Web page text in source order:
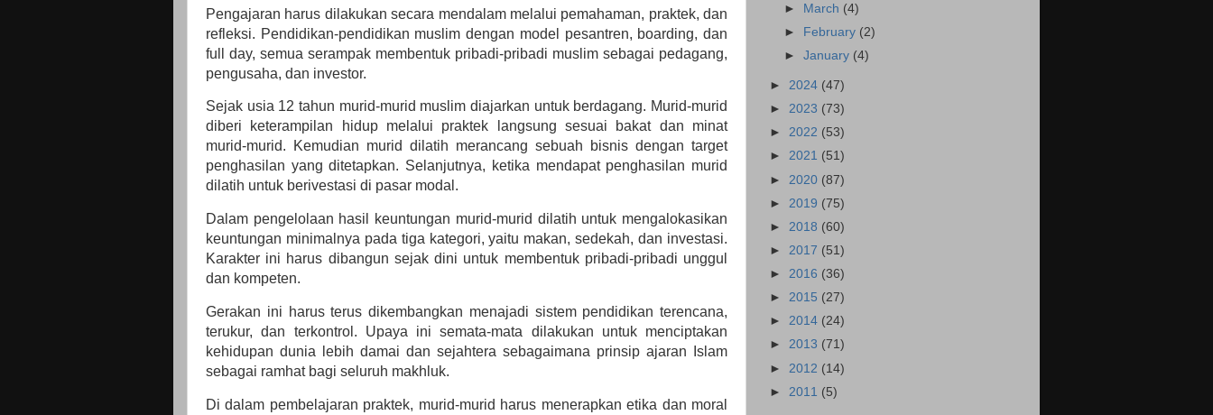
Pengajaran harus dilakukan secara mendalam melalui pemahaman, praktek, dan
refleksi. Pendidikan-pendidikan muslim dengan model pesantren, boarding, dan
full day, semua serampak membentuk pribadi-pribadi muslim sebagai pedagang,
pengusaha, dan investor.
Sejak usia 12 tahun murid-murid muslim diajarkan untuk berdagang. Murid-murid
diberi keterampilan hidup melalui praktek langsung sesuai bakat dan minat
murid-murid. Kemudian murid dilatih merancang sebuah bisnis dengan target
penghasilan yang ditetapkan. Selanjutnya, ketika mendapat penghasilan murid
dilatih untuk berivestasi di pasar modal.
Dalam pengelolaan hasil keuntungan murid-murid dilatih untuk mengalokasikan
keuntungan minimalnya pada tiga kategori, yaitu makan, sedekah, dan investasi.
Karakter ini harus dibangun sejak dini untuk membentuk pribadi-pribadi unggul
dan kompeten.
Gerakan ini harus terus dikembangkan menajadi sistem pendidikan terencana,
terukur, dan terkontrol. Upaya ini semata-mata dilakukan untuk menciptakan
kehidupan dunia lebih damai dan sejahtera sebagaimana prinsip ajaran Islam
sebagai ramhat bagi seluruh makhluk.
Di dalam pembelajaran praktek, murid-murid harus menerapkan etika dan moral
►
March (4)
►
February (2)
►January (4)
► 2024 (47)
► 2023 (73)
► 2022 (53)
► 2021 (51)
► 2020 (87)
► 2019 (75)
► 2018 (60)
► 2017 (51)
► 2016 (36)
► 2015 (27)
► 2014 (24)
► 2013 (71)
► 2012 (14)
► 2011 (5)